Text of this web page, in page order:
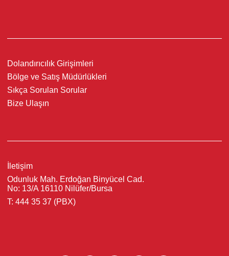
Dolandırıcılık Girişimleri
Bölge ve Satış Müdürlükleri
Sıkça Sorulan Sorular
Bize Ulaşın
İletişim
Odunluk Mah. Erdoğan Binyücel Cad.
No: 13/A 16110 Nilüfer/Bursa
T: 444 35 37 (PBX)